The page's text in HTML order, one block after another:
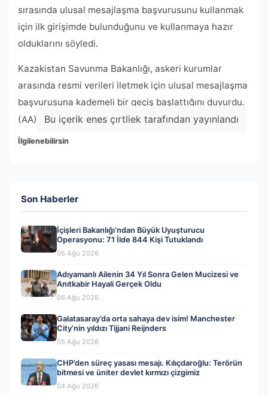
sırasında ulusal mesajlaşma başvurusunu kullanmak
için ilk girişimde bulunduğunu ve kullanmaya hazır
olduklarını söyledi.
Kazakistan Savunma Bakanlığı, askeri kurumlar
arasında resmi verileri iletmek için ulusal mesajlaşma
başvurusuna kademeli bir geçiş başlattığını duyurdu.
(AA)
Bu içerik enes çırtliek tarafından yayınlandı
İlgilenebilirsin
Son Haberler
İçişleri Bakanlığı’ndan Büyük Uyuşturucu
Operasyonu: 71 İlde 844 Kişi Tutuklandı
06 Ağu 2026
Adıyamanlı Ailenin 34 Yıl Sonra Gelen Mucizesi ve
Anıtkabir Hayali Gerçek Oldu
06 Ağu 2026
Galatasaray’da orta sahaya dev isim! Manchester
City’nin yıldızı Tijjani Reijnders
05 Ağu 2026
CHP’den süreç yasası mesajı. Kılıçdaroğlu: Terörün
bitmesi ve üniter devlet kırmızı çizgimiz
04 Ağu 2026